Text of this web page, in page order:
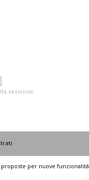
sessione.
per nuove funzionalità